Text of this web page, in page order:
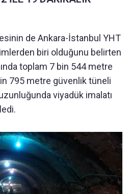
de Ankara-İstanbul YHT
biri olduğunu belirten
toplam 7 bin 544 metre
795 metre güvenlik tüneli
viyadük imalatı